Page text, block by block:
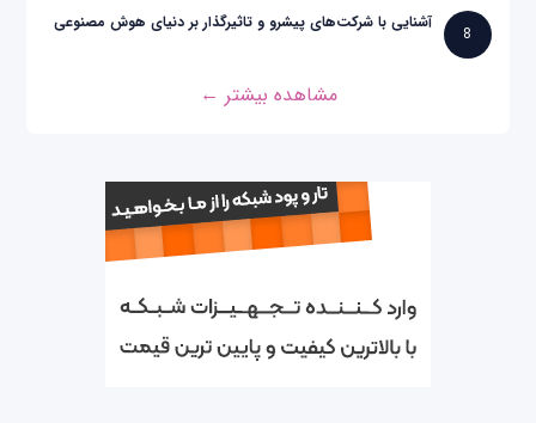
8
آشنایی با شرکت‌های پیشرو و تاثیرگذار بر دنیای هوش مصنوعی
مشاهده بیشتر ←